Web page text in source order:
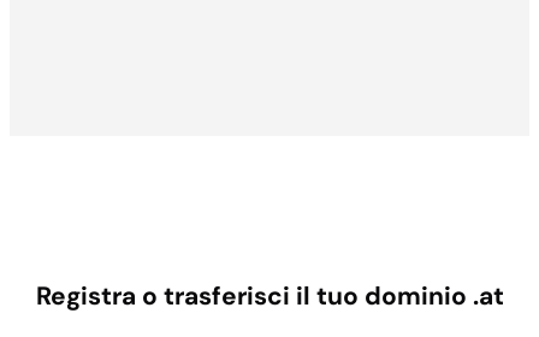
Registra o trasferisci il tuo dominio .at